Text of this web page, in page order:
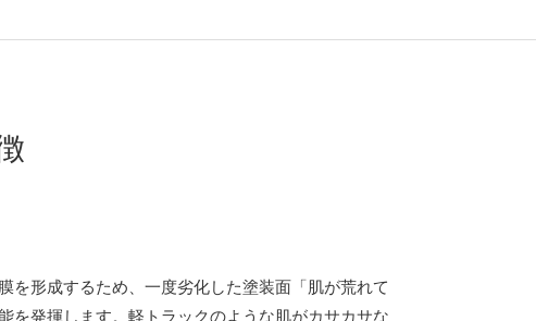
を形成するため、一度劣化した塗装面「肌が荒れて
を発揮します。軽トラックのような肌がカサカサな